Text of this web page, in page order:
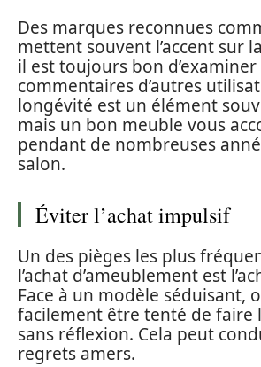
Des marques reconnues
mettent souvent l’accent sur
il est toujours bon d’examiner
commentaires d’autres
longévité est un élément
mais un bon meuble vous
pendant de nombreuses
salon.
Éviter l’achat impulsif
Un des pièges les plus
l’achat d’ameublement est
Face à un modèle séduisant,
facilement être tenté de faire
sans réflexion. Cela peut
regrets amers.